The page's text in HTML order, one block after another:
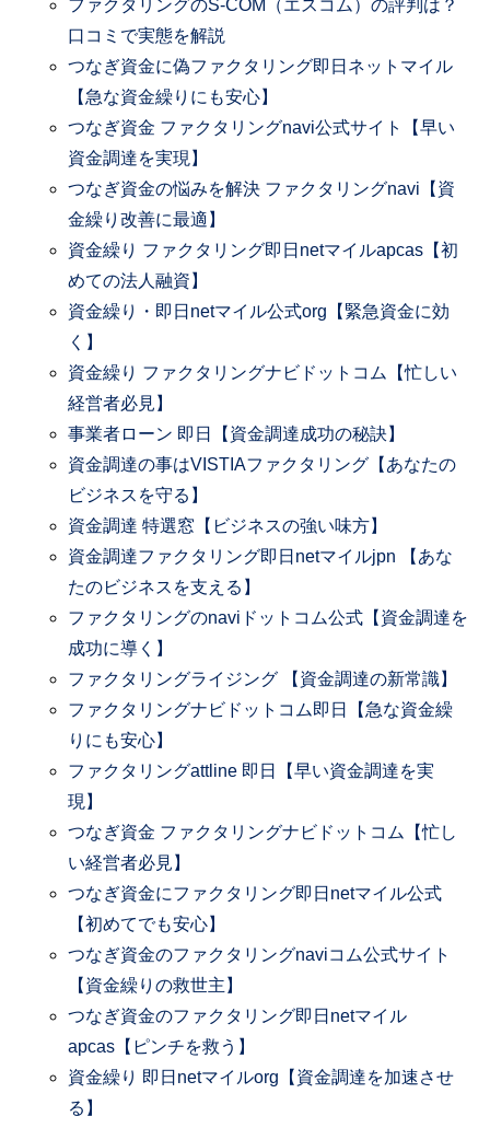
ファクタリングのS-COM（エスコム）の評判は？
口コミで実態を解説
つなぎ資金に偽ファクタリング即日ネットマイル
【急な資金繰りにも安心】
つなぎ資金 ファクタリングnavi公式サイト【早い
資金調達を実現】
つなぎ資金の悩みを解決 ファクタリングnavi【資
金繰り改善に最適】
資金繰り ファクタリング即日netマイルapcas【初
めての法人融資】
資金繰り・即日netマイル公式org【緊急資金に効
く】
資金繰り ファクタリングナビドットコム【忙しい
経営者必見】
事業者ローン 即日【資金調達成功の秘訣】
資金調達の事はVISTIAファクタリング【あなたの
ビジネスを守る】
資金調達 特選窓【ビジネスの強い味方】
資金調達ファクタリング即日netマイルjpn 【あな
たのビジネスを支える】
ファクタリングのnaviドットコム公式【資金調達を
成功に導く】
ファクタリングライジング 【資金調達の新常識】
ファクタリングナビドットコム即日【急な資金繰
りにも安心】
ファクタリングattline 即日【早い資金調達を実
現】
つなぎ資金 ファクタリングナビドットコム【忙し
い経営者必見】
つなぎ資金にファクタリング即日netマイル公式
【初めてでも安心】
つなぎ資金のファクタリングnaviコム公式サイト
【資金繰りの救世主】
つなぎ資金のファクタリング即日netマイル
apcas【ピンチを救う】
資金繰り 即日netマイルorg【資金調達を加速させ
る】